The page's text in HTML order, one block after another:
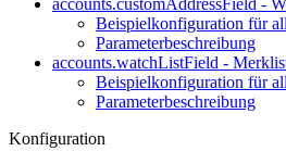
accounts.customAddressField -
Beispielkonfiguration für
Parameterbeschreibung
accounts.watchListField -
Beispielkonfiguration für
Parameterbeschreibung
Konfiguration